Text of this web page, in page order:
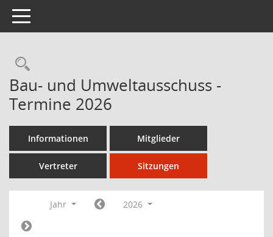
Toggle navigation
Bau- und Umweltausschuss -
Termine 2026
Informationen Mitglieder
Vertreter Sitzungen
Jahr 2026